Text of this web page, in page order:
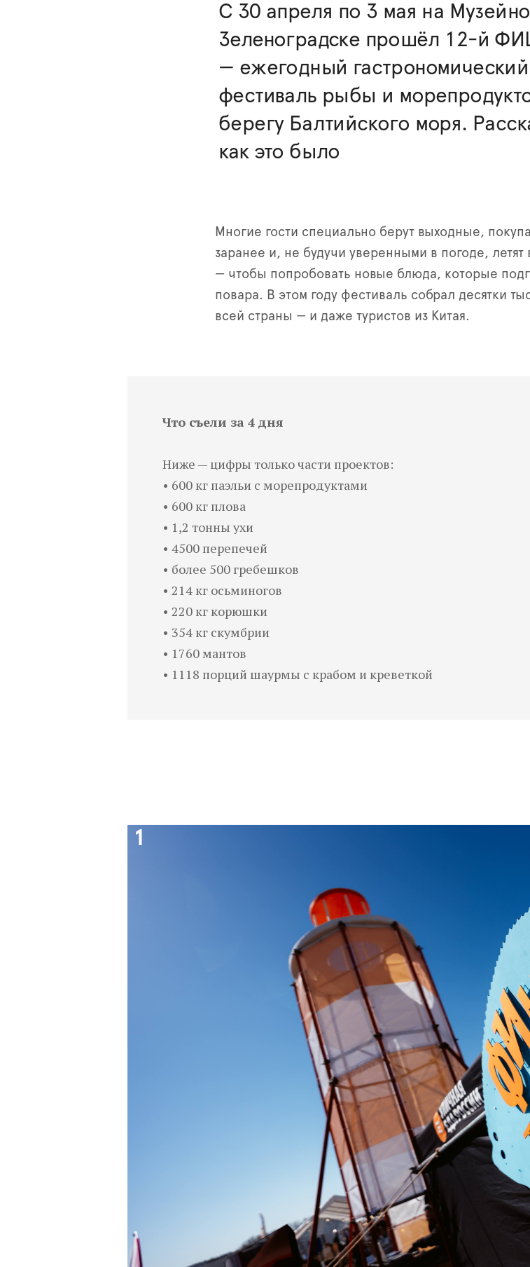
С 30 апреля по 3 мая на
Зеленоградске прошёл 12-й
— ежегодный гастрономический
фестиваль рыбы и
берегу Балтийского моря.
как это было
Многие гости специально берут выходные,
заранее и, не будучи уверенными в погоде, летят
— чтобы попробовать новые блюда, которые
повара. В этом году фестиваль собрал десятки
всей страны — и даже туристов из Китая.
Что съели за 4 дня
Ниже — цифры только части проектов:
• 600 кг паэльи с морепродуктами
• 600 кг плова
• 1,2 тонны ухи
• 4500 перепечей
• более 500 гребешков
• 214 кг осьминогов
• 220 кг корюшки
• 354 кг скумбрии
• 1760 мантов
• 1118 порций шаурмы с крабом и креветкой